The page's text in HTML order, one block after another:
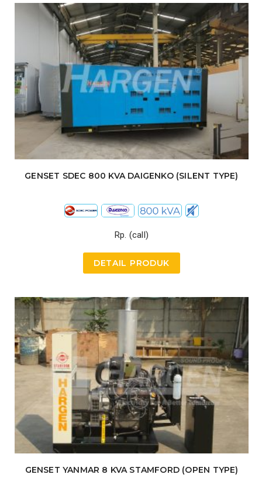
GENSET SDEC 800 KVA DAIGENKO (SILENT TYPE)
Rp. (call)
DETAIL PRODUK
GENSET YANMAR 8 KVA STAMFORD (OPEN TYPE)